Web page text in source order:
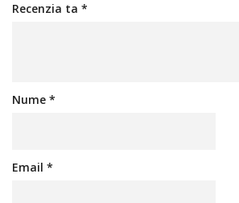
Recenzia ta *
Nume *
Email *